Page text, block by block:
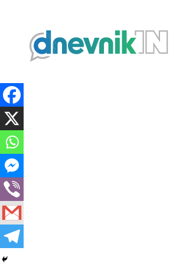
Dnevnik.in